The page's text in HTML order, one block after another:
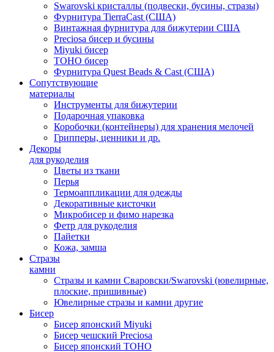
Swarovski кристаллы (подвески, бусины, стразы)
Фурнитура TierraCast (США)
Винтажная фурнитура для бижутерии США
Preciosa бисер и бусины
Miyuki бисер
TOHO бисер
Фурнитура Quest Beads & Cast (США)
Сопутствующие
материалы
Инструменты для бижутерии
Подарочная упаковка
Коробочки (контейнеры) для хранения мелочей
Грипперы, ценники и др.
Декоры
для рукоделия
Цветы из ткани
Перья
Термоаппликации для одежды
Декоративные кисточки
Микробисер и фимо нарезка
Фетр для рукоделия
Пайетки
Кожа, замша
Стразы
камни
Стразы и камни Сваровски/Swarovski (ювелирные,
плоские, пришивные)
Ювелирные стразы и камни другие
Бисер
Бисер японский Miyuki
Бисер чешский Preciosa
Бисер японский TOHO